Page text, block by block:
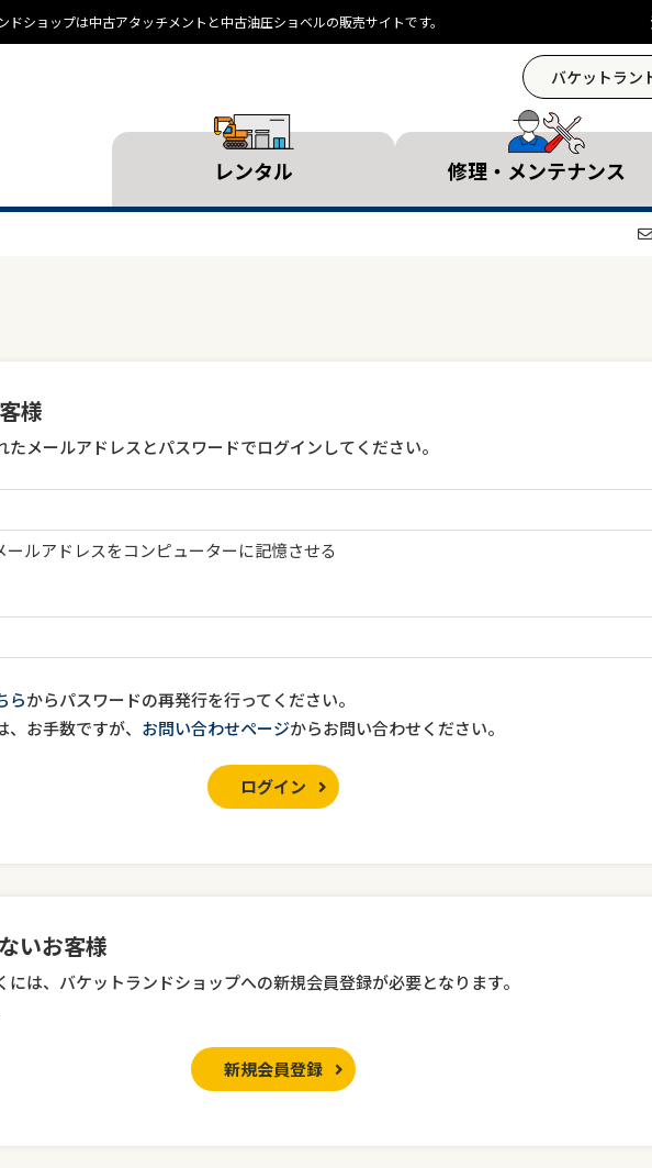
ショップは中古アタッチメントと中古油圧ショベルの販売サイトです。
バケットラン
レンタル 修理・メンテナンス
様
メールアドレスとパスワードでログインしてください。
ールアドレスをコンピューターに記憶させる
らからパスワードの再発行を行ってください。
お手数ですが、 お問い合わせページからお問い合わせください。
ログイン
いお客様
は、バケットランドショップへの新規会員登録が必要となります。
新規会員登録